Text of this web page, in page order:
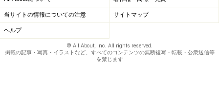
当サイトの情報についての注意 サイトマップ
ヘルプ
© All About, Inc. All rights reserved.
掲載の記事・写真・イラストなど、すべてのコンテンツの無断複写・転載・公衆送信等
を禁じます